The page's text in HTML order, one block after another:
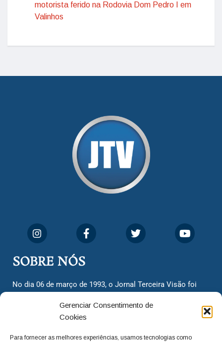
Gerenciar Consentimento de
Cookies
Para fornecer as melhores experiências, usamos tecnologias como
motorista ferido na Rodovia Dom Pedro I em
Valinhos
SOBRE NÓS
No dia 06 de março de 1993, o Jornal Terceira Visão foi
cidadãos valinhenses, já que naquela época só existiam
dois jornais. Há mais de 30 anos, o jornal continua